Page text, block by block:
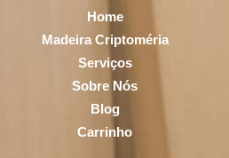
Home
Madeira Criptoméria
Serviços
Sobre Nós
Blog
Carrinho